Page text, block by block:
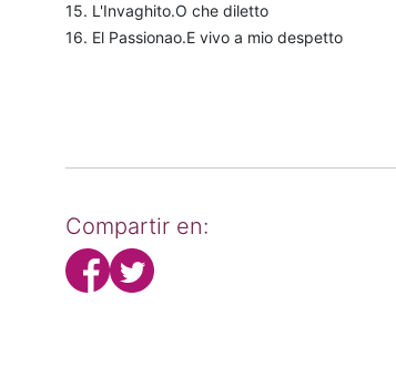
15. L'Invaghito.O che diletto
16. El Passionao.E vivo a mio despetto
Compartir en: